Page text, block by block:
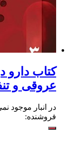
کتاب دارو
عروقی و
در انبار موجود
فروشنده: